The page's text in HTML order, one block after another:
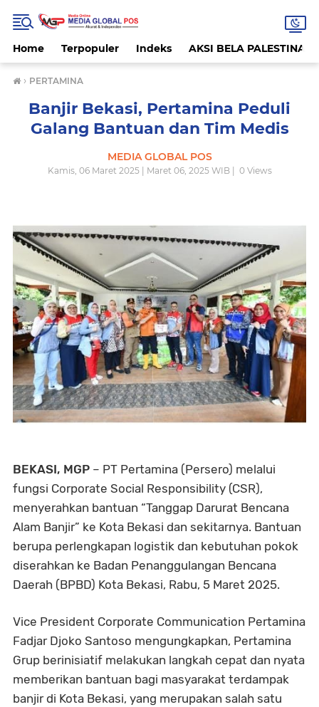
Home Terpopuler Indeks AKSI BELA PALESTINA
› PERTAMINA
Banjir Bekasi, Pertamina Peduli
Galang Bantuan dan Tim Medis
MEDIA GLOBAL POS
Kamis, 06 Maret 2025 | Maret 06, 2025 WIB | 0Views
BEKASI, MGP – PT Pertamina (Persero) melalui
fungsi Corporate Social Responsibility (CSR),
menyerahkan bantuan “Tanggap Darurat Bencana
Alam Banjir” ke Kota Bekasi dan sekitarnya. Bantuan
berupa perlengkapan logistik dan kebutuhan pokok
diserahkan ke Badan Penanggulangan Bencana
Daerah (BPBD) Kota Bekasi, Rabu, 5 Maret 2025.
Vice President Corporate Communication Pertamina
Fadjar Djoko Santoso mengungkapkan, Pertamina
Grup berinisiatif melakukan langkah cepat dan nyata
memberikan bantuan bagi masyarakat terdampak
banjir di Kota Bekasi, yang merupakan salah satu